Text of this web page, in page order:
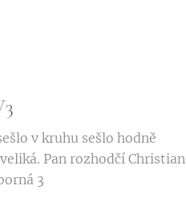
v kruhu sešlo hodně
Pan rozhodčí Christian
3 ❤